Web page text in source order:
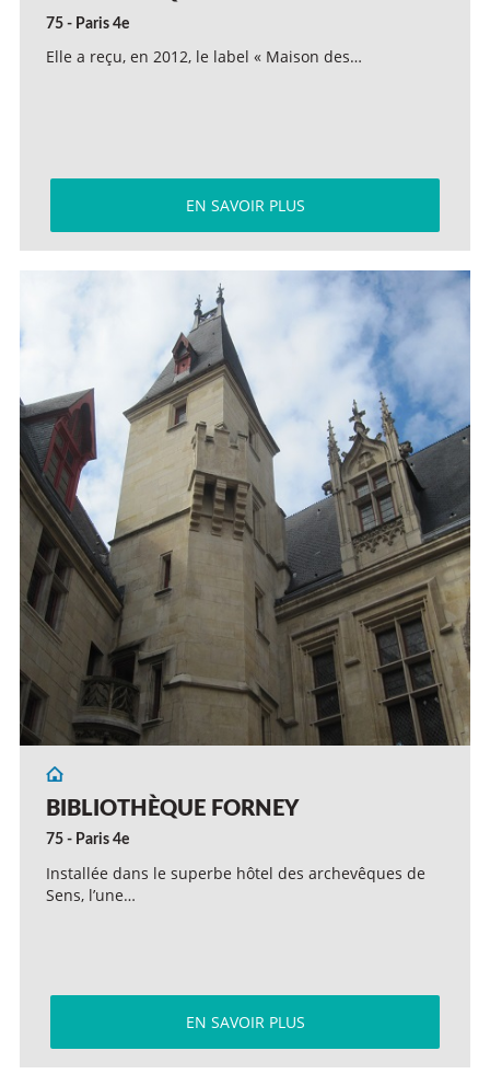
75 - Paris 4e
Elle a reçu, en 2012, le label « Maison des…
EN SAVOIR PLUS
BIBLIOTHÈQUE FORNEY
75 - Paris 4e
Installée dans le superbe hôtel des archevêques de
Sens, l’une…
EN SAVOIR PLUS